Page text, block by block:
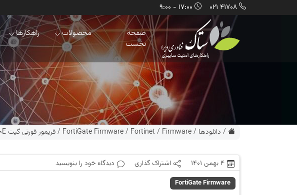
41708 021
صفحه
نخست
محصولات راهکارها
/ دانلودها /
Firmware
/
Fortinet
/
FortiGate Firmware
/فریمور فورتی گیت FG-300E ورژن 6.2.11
4 بهمن 1401 اشتراک گذاری دیدگاه خود را بنویسید
FortiGate Firmware